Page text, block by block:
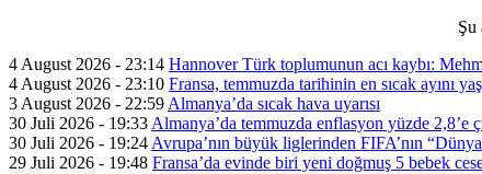
Şu
4 August 2026 - 23:14 Hannover Türk toplumunun acı kaybı:
4 August 2026 - 23:10 Fransa, temmuzda tarihinin en sıcak ayını
3 August 2026 - 22:59 Almanya’da sıcak hava uyarısı
30 Juli 2026 - 19:33 Almanya’da temmuzda enflasyon yüzde 2,8’e
30 Juli 2026 - 19:24 Avrupa’nın büyük liglerinden FIFA’nın “Dünya
29 Juli 2026 - 19:48 Fransa’da evinde biri yeni doğmuş 5 bebek